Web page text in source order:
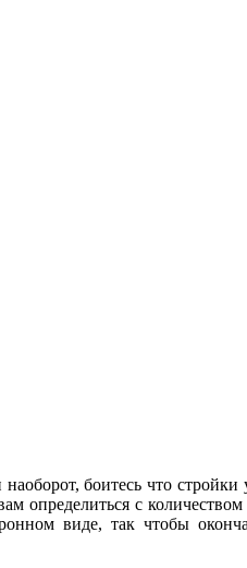
боитесь что стройки
определиться с
виде, так чтобы